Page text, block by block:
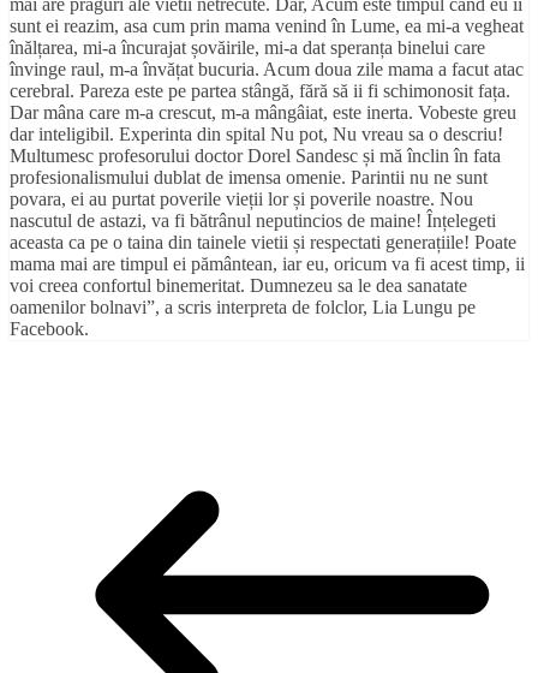
sunt ei reazim, asa cum prin mama venind în Lume, ea mi-a vegheat
înălțarea, mi-a încurajat șovăirile, mi-a dat speranța binelui care
învinge raul, m-a învățat bucuria. Acum doua zile mama a facut atac
cerebral. Pareza este pe partea stângă, fără să ii fi schimonosit fața.
Darmâna care m-a crescut, m-a mângâiat, este inerta. Vobeste greu
dar inteligibil. Experinta din spital Nu pot, Nu vreau sa o descriu!
Multumesc profesorului doctor Dorel Sandesc și mă înclin în fata
profesionalismului dublat de imensa omenie. Parintii nu ne sunt
povara, ei au purtat poverile vieții lor și poverile noastre. Nou
nascutul de astazi, va fi bătrânul neputincios de maine! Înțelegeti
aceasta ca pe o taina din tainele vietii și respectati generațiile! Poate
mama mai are timpul ei pământean, iar eu, oricum va fi acest timp, ii
voi creea confortul binemeritat. Dumnezeu sa le dea sanatate
oamenilor bolnavi”, a scris interpreta de folclor, Lia Lungu pe
Facebook.